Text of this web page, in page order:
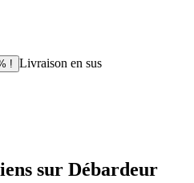
! Livraison en sus
sur Débardeur